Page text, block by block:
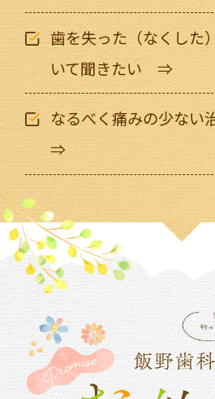
歯を失った（なくした
いて聞きたい ⇒
なるべく痛みの少ない
⇒